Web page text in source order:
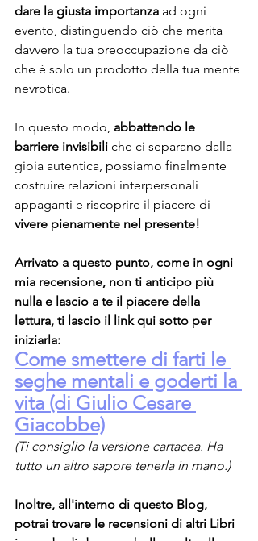
dare la giusta importanza ad ogni
evento, distinguendo ciò che merita
davvero la tua preoccupazione da ciò
che è solo un prodotto della tua mente
nevrotica.
In questo modo, abbattendo le
barriere invisibili che ci separano dalla
gioia autentica, possiamo finalmente
costruire relazioni interpersonali
appaganti e riscoprire il piacere di
vivere pienamente nel presente!
Arrivato a questo punto, come in ogni
mia recensione, non ti anticipo più
nulla e lascio a te il piacere della
lettura, ti lascio il link qui sotto per
iniziarla:
Come smettere di farti le
seghe mentali e goderti la
vita (di Giulio Cesare
Giacobbe)
(Ti consiglio la versione cartacea. Ha
tutto un altro sapore tenerla in mano.)
Inoltre, all'interno di questo Blog,
potrai trovare le recensioni di altri Libri